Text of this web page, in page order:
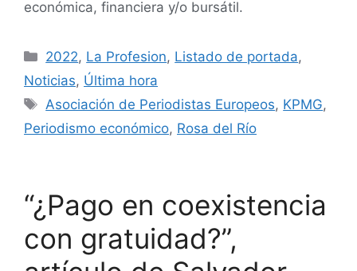
económica, financiera y/o bursátil.
2022, La Profesion, Listado de portada,
Noticias, Última hora
Asociación de Periodistas Europeos, KPMG,
Periodismo económico, Rosa del Río
“¿Pago en coexistencia
con gratuidad?”,